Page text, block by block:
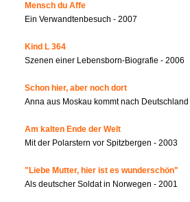
Mensch du Affe
Ein Verwandtenbesuch - 2007
Kind L 364
Szenen einer Lebensborn-Biografie - 2006
Schon hier, aber noch dort
Anna aus Moskau kommt nach
Am kalten Ende der Welt
Mit der Polarstern vor Spitzbergen - 2003
"Liebe Mutter, hier ist es wunderschön"
Als deutscher Soldat in Norwegen - 2001